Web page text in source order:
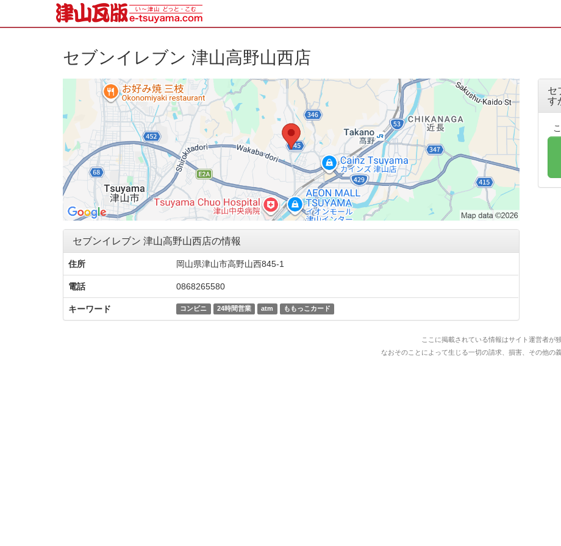
セブンイレブン 津山高野山西店
セブンイレブン 津山高野山西店の情報
住所 岡山県津山市高野山西845-1
電話 0868265580
キーワード コンビニ 24時間営業 atm ももっこカード
セ
す
ここに掲載されている情報はサイト運営者が
なおそのことによって生じる一切の請求、損害、その他の